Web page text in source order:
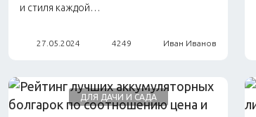
и стиля каждой…
27.05.2024 4249 Иван Иванов
ДЛЯ ДАЧИ И САДА